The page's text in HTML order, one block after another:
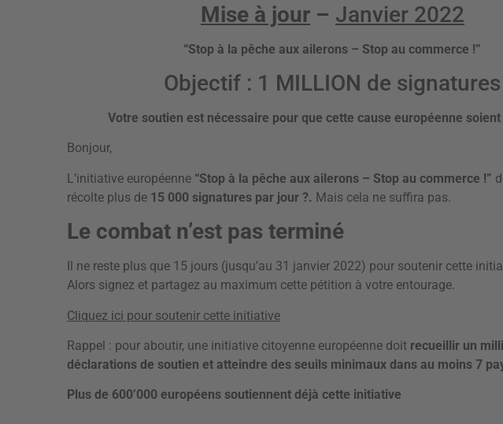
Mise à jour– Janvier 2022
“Stop à la pêche aux ailerons – Stop au commerce !”
Objectif : 1 MILLION de signatures
Votre soutien est nécessaire pour que cette cause européenne
Bonjour,
L’initiative européenne “Stop à la pêche aux ailerons – Stop au commerce !”
récolte plus de 15 000 signatures par jour ?. Mais cela ne suffira pas.
Le combat n’est pas terminé
Il ne reste plus que 15 jours (jusqu’au 31 janvier 2022) pour soutenir cette
Alors signez et partagez au maximum cette pétition à votre entourage.
Cliquez ici pour soutenir cette initiative
Rappel : pour aboutir, une initiative citoyenne européenne doit recueillir un
déclarations de soutien et atteindre des seuils minimaux dans au moins 7
Plus de 600’000 européens soutiennent déjà cette initiative